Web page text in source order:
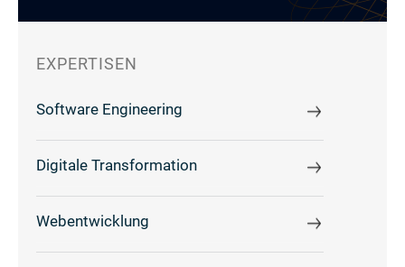
EXPERTISEN
Software Engineering
Digitale Transformation
Webentwicklung